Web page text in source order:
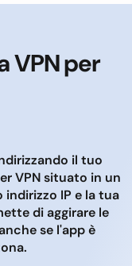
VPN per
il tuo
VPN situato in un
IP e la tua
di aggirare le
se l'app è